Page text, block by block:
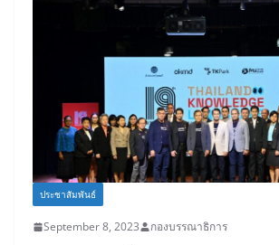
ประชาสัมพันธ์
September 8, 2023 กองบรรณาธิการ